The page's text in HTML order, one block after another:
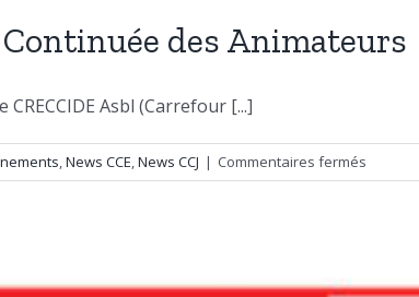
des Animateurs
Asbl (Carrefour [...]
,News CCE,News CCJ | Commentaires fermés
Journée
des